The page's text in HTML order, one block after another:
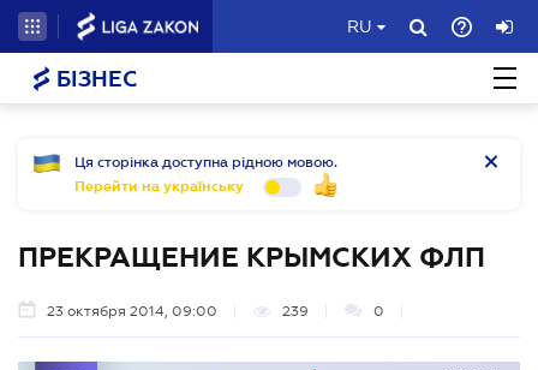
RU
БІЗНЕС
Ця сторінка доступна рідною мовою.
Перейти на українську
ПРЕКРАЩЕНИЕ КРЫМСКИХ ФЛП
23 октября 2014, 09:00 239 0